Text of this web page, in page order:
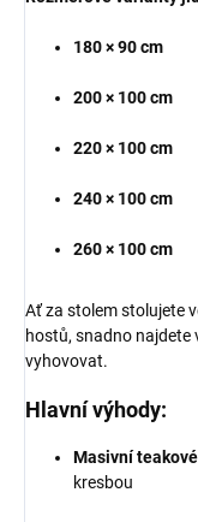
180 × 90 cm
200 × 100 cm
220 × 100 cm
240 × 100 cm
260 × 100 cm
Ať za stolem stolujete
hostů, snadno
vyhovovat.
Hlavní výhody:
Masivní
kresbou